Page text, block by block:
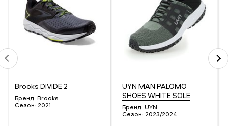
Brooks DIVIDE 2
Бренд: Brooks
Сезон: 2021
UYN MAN PALOMO
SHOES WHITE SOLE
Бренд: UYN
Сезон: 2023/2024